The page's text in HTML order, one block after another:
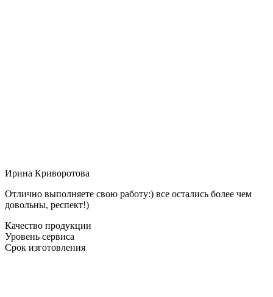
Ирина Криворотова
Отлично выполняете свою работу:) все остались более чем
довольны, респект!)
Качество продукции
Уровень сервиса
Срок изготовления